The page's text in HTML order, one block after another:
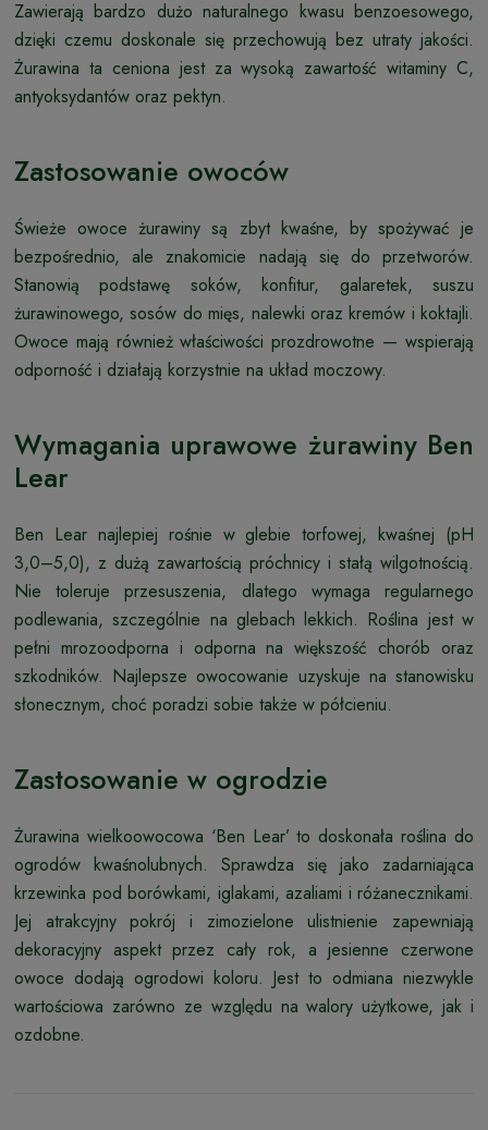
Zawierają bardzo dużo naturalnego kwasu benzoesowego,
dzięki czemu doskonale się przechowują bez utraty jakości.
Żurawina ta ceniona jest za wysoką zawartość witaminy C,
antyoksydantów oraz pektyn.
Zastosowanie owoców
Świeże owoce żurawiny są zbyt kwaśne, by spożywać je
bezpośrednio, ale znakomicie nadają się do przetworów.
Stanowią podstawę soków, konfitur, galaretek, suszu
żurawinowego, sosów do mięs, nalewki oraz kremów i koktajli.
Owoce mają również właściwości prozdrowotne — wspierają
odporność i działają korzystnie na układ moczowy.
Wymagania uprawowe żurawiny Ben
Lear
Ben Lear najlepiej rośnie w glebie torfowej, kwaśnej (pH
3,0–5,0), z dużą zawartością próchnicy i stałą wilgotnością.
Nie toleruje przesuszenia, dlatego wymaga regularnego
podlewania, szczególnie na glebach lekkich. Roślina jest w
pełni mrozoodporna i odporna na większość chorób oraz
szkodników. Najlepsze owocowanie uzyskuje na stanowisku
słonecznym, choć poradzi sobie także w półcieniu.
Zastosowanie w ogrodzie
Żurawina wielkoowocowa ‘Ben Lear’ to doskonała roślina do
ogrodów kwaśnolubnych. Sprawdza się jako zadarniająca
krzewinka pod borówkami, iglakami, azaliami i różanecznikami.
Jej atrakcyjny pokrój i zimozielone ulistnienie zapewniają
dekoracyjny aspekt przez cały rok, a jesienne czerwone
owoce dodają ogrodowi koloru. Jest to odmiana niezwykle
wartościowa zarówno ze względu na walory użytkowe, jak i
ozdobne.